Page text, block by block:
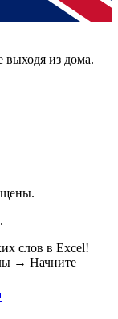
выходя из дома.
слов в Excel!
→ Начните